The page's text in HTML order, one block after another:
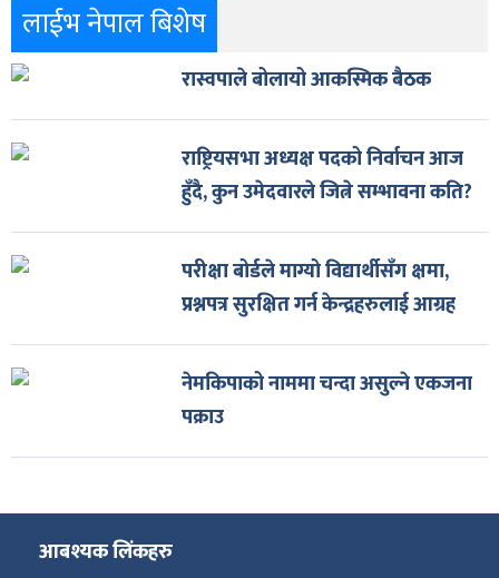
लाईभ नेपाल बिशेष
रास्वपाले बोलायो आकस्मिक बैठक
राष्ट्रियसभा अध्यक्ष पदको निर्वाचन आज
हुँदै, कुन उमेदवारले जित्ने सम्भावना कति?
परीक्षा बोर्डले माग्यो विद्यार्थीसँग क्षमा,
प्रश्नपत्र सुरक्षित गर्न केन्द्रहरुलाई आग्रह
नेमकिपाको नाममा चन्दा असुल्ने एकजना
पक्राउ
आबश्यक लिंकहरु